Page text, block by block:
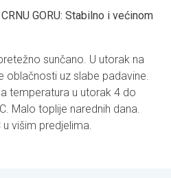
GORU: Stabilno i većinom
sunčano. U utorak na
oblačnosti uz slabe padavine.
temperatura u utorak 4 do
Malo toplije narednih dana.
u višim predjelima.